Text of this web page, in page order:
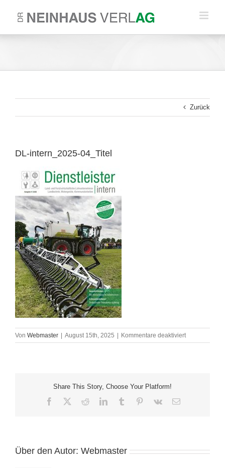
springen
Zurück
DL-intern_2025-04_Titel
Von Webmaster August 15th, 2025 Kommentare deaktiviertfür
DL-
Share This Story, Choose Your Platform!
Facebook RedditLinkedInTumblr Pinterest
Vk
E-
Über den Autor: Webmaster